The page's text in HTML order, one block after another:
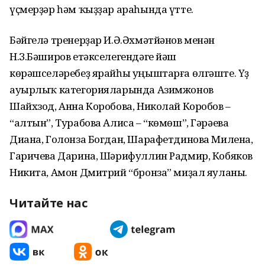
үҫмерҙәр һәм ҡыҙҙар араһында үтте.
Бәйгелә тренерҙар И.Ә.Әхмәтйәнов менән
Н.З.Бәширов етәкселегендәге йәш
көрәшселәребеҙ ярайһы уңыштарға өлгәште. Үҙ
ауырлыҡ категорияларында Азимжонов
Шайхзод, Анна Коробова, Николай Коробов –
“алтын”, Турабова Алиса – “көмөш”, Гәрәева
Диана, Голонза Богдан, Шарафетдинова Милена,
Гаричева Дарина, Шәрифуллин Радмир, Кобяков
Никита, Амон Дмитрий “бронза” миҙал яуланы.
Читайте нас